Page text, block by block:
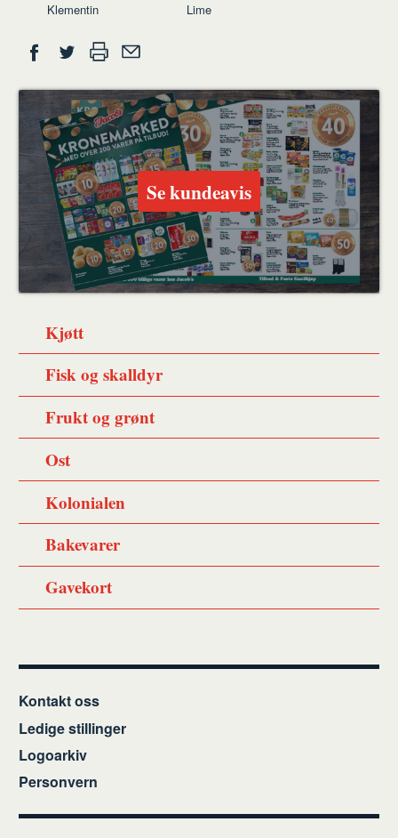
Klementin Lime
Del
på
Facebook
på
Twitter
ut en
venn
Se kundeavis
Kjøtt
Fisk og skalldyr
Frukt og grønt
Ost
Kolonialen
Bakevarer
Gavekort
Kontakt oss
Ledige stillinger
Logoarkiv
Personvern